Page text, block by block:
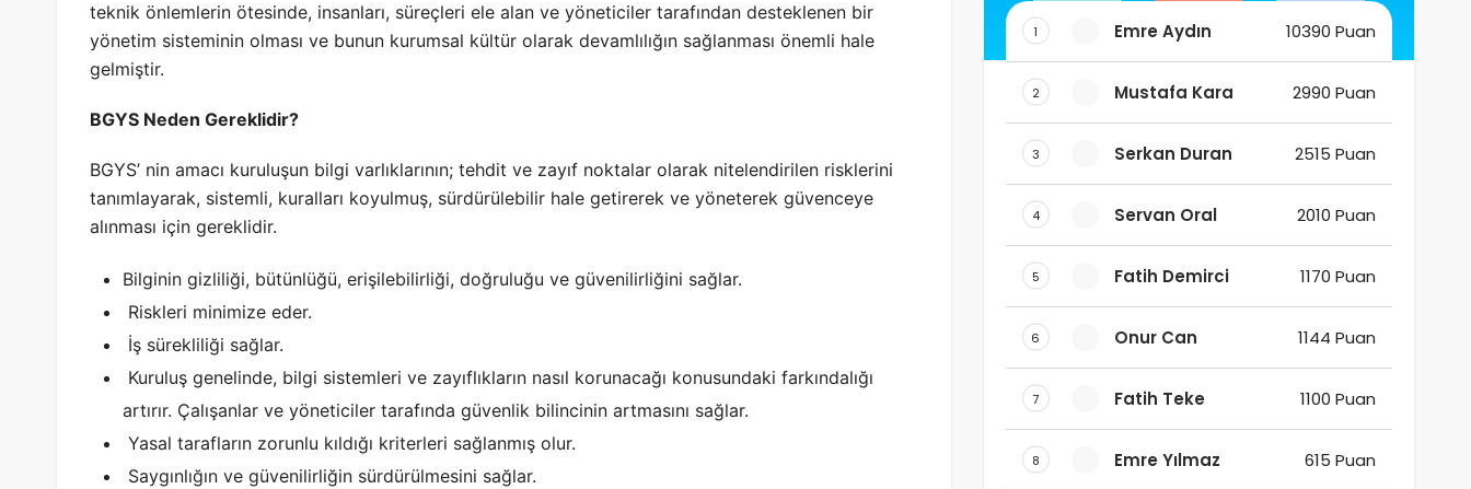
teknik önlemlerin ötesinde, insanları, süreçleri ele alan ve yöneticiler tarafından desteklenen bir
yönetim sisteminin olması ve bunun kurumsal kültür olarak devamlılığın sağlanması önemli hale
gelmiştir.
BGYS Neden Gereklidir?
BGYS’ nin amacı kuruluşun bilgi varlıklarının; tehdit ve zayıf noktalar olarak nitelendirilen risklerini
tanımlayarak, sistemli, kuralları koyulmuş, sürdürülebilir hale getirerek ve yöneterek güvenceye
alınması için gereklidir.
Bilginin gizliliği, bütünlüğü, erişilebilirliği, doğruluğu ve güvenilirliğini sağlar.
Riskleri minimize eder.
İş sürekliliği sağlar.
Kuruluş genelinde, bilgi sistemleri ve zayıflıkların nasıl korunacağı konusundaki farkındalığı
artırır. Çalışanlar ve yöneticiler tarafında güvenlik bilincinin artmasını sağlar.
Yasal tarafların zorunlu kıldığı kriterleri sağlanmış olur.
Saygınlığın ve güvenilirliğin sürdürülmesini sağlar.
1 Emre Aydın 10390 Puan
2 Mustafa Kara 2990 Puan
3 Serkan Duran 2515 Puan
4 Servan Oral 2010 Puan
5 Fatih Demirci 1170 Puan
6 Onur Can 1144 Puan
7 Fatih Teke 1100 Puan
8 Emre Yılmaz 615 Puan